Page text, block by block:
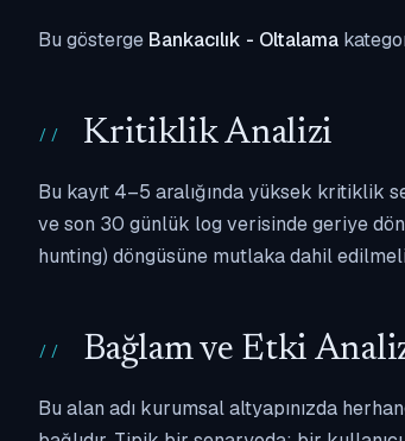
Bu gösterge Bankacılık - Oltalama
Kritiklik Analizi
Bu kayıt 4–5 aralığında yüksek kritiklik
ve son 30 günlük log verisinde geriye
hunting) döngüsüne mutlaka dahil
Bağlam ve Etki
Bu alan adı kurumsal altyapınızda